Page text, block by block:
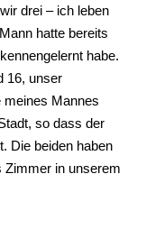
drei – ich leben
hatte bereits
habe.
16, unser
meines Mannes
so dass der
Die beiden haben
Zimmer in unserem